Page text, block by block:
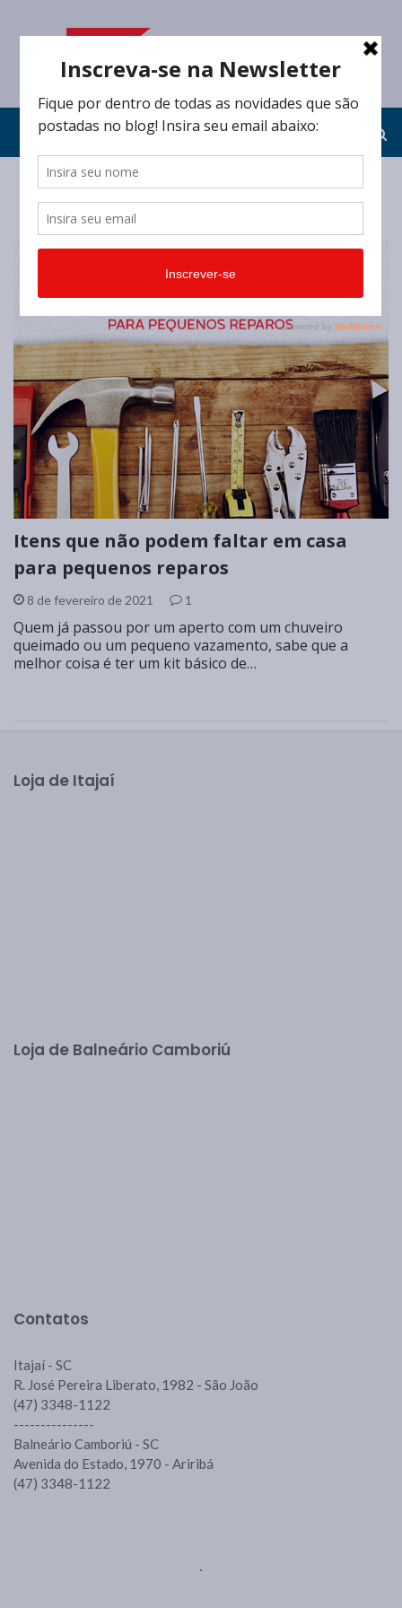
Itens que não podem faltar em casa
para pequenos reparos
8 de fevereiro de 2021 1
Quem já passou por um aperto com um chuveiro
queimado ou um pequeno vazamento, sabe que a
melhor coisa é ter um kit básico de…
Loja de Itajaí
Loja de Balneário Camboriú
Contatos
Itajaí - SC
R. José Pereira Liberato, 1982 - São João
(47) 3348-1122
---------------
Balneário Camboriú - SC
Avenida do Estado, 1970 - Ariribá
(47) 3348-1122